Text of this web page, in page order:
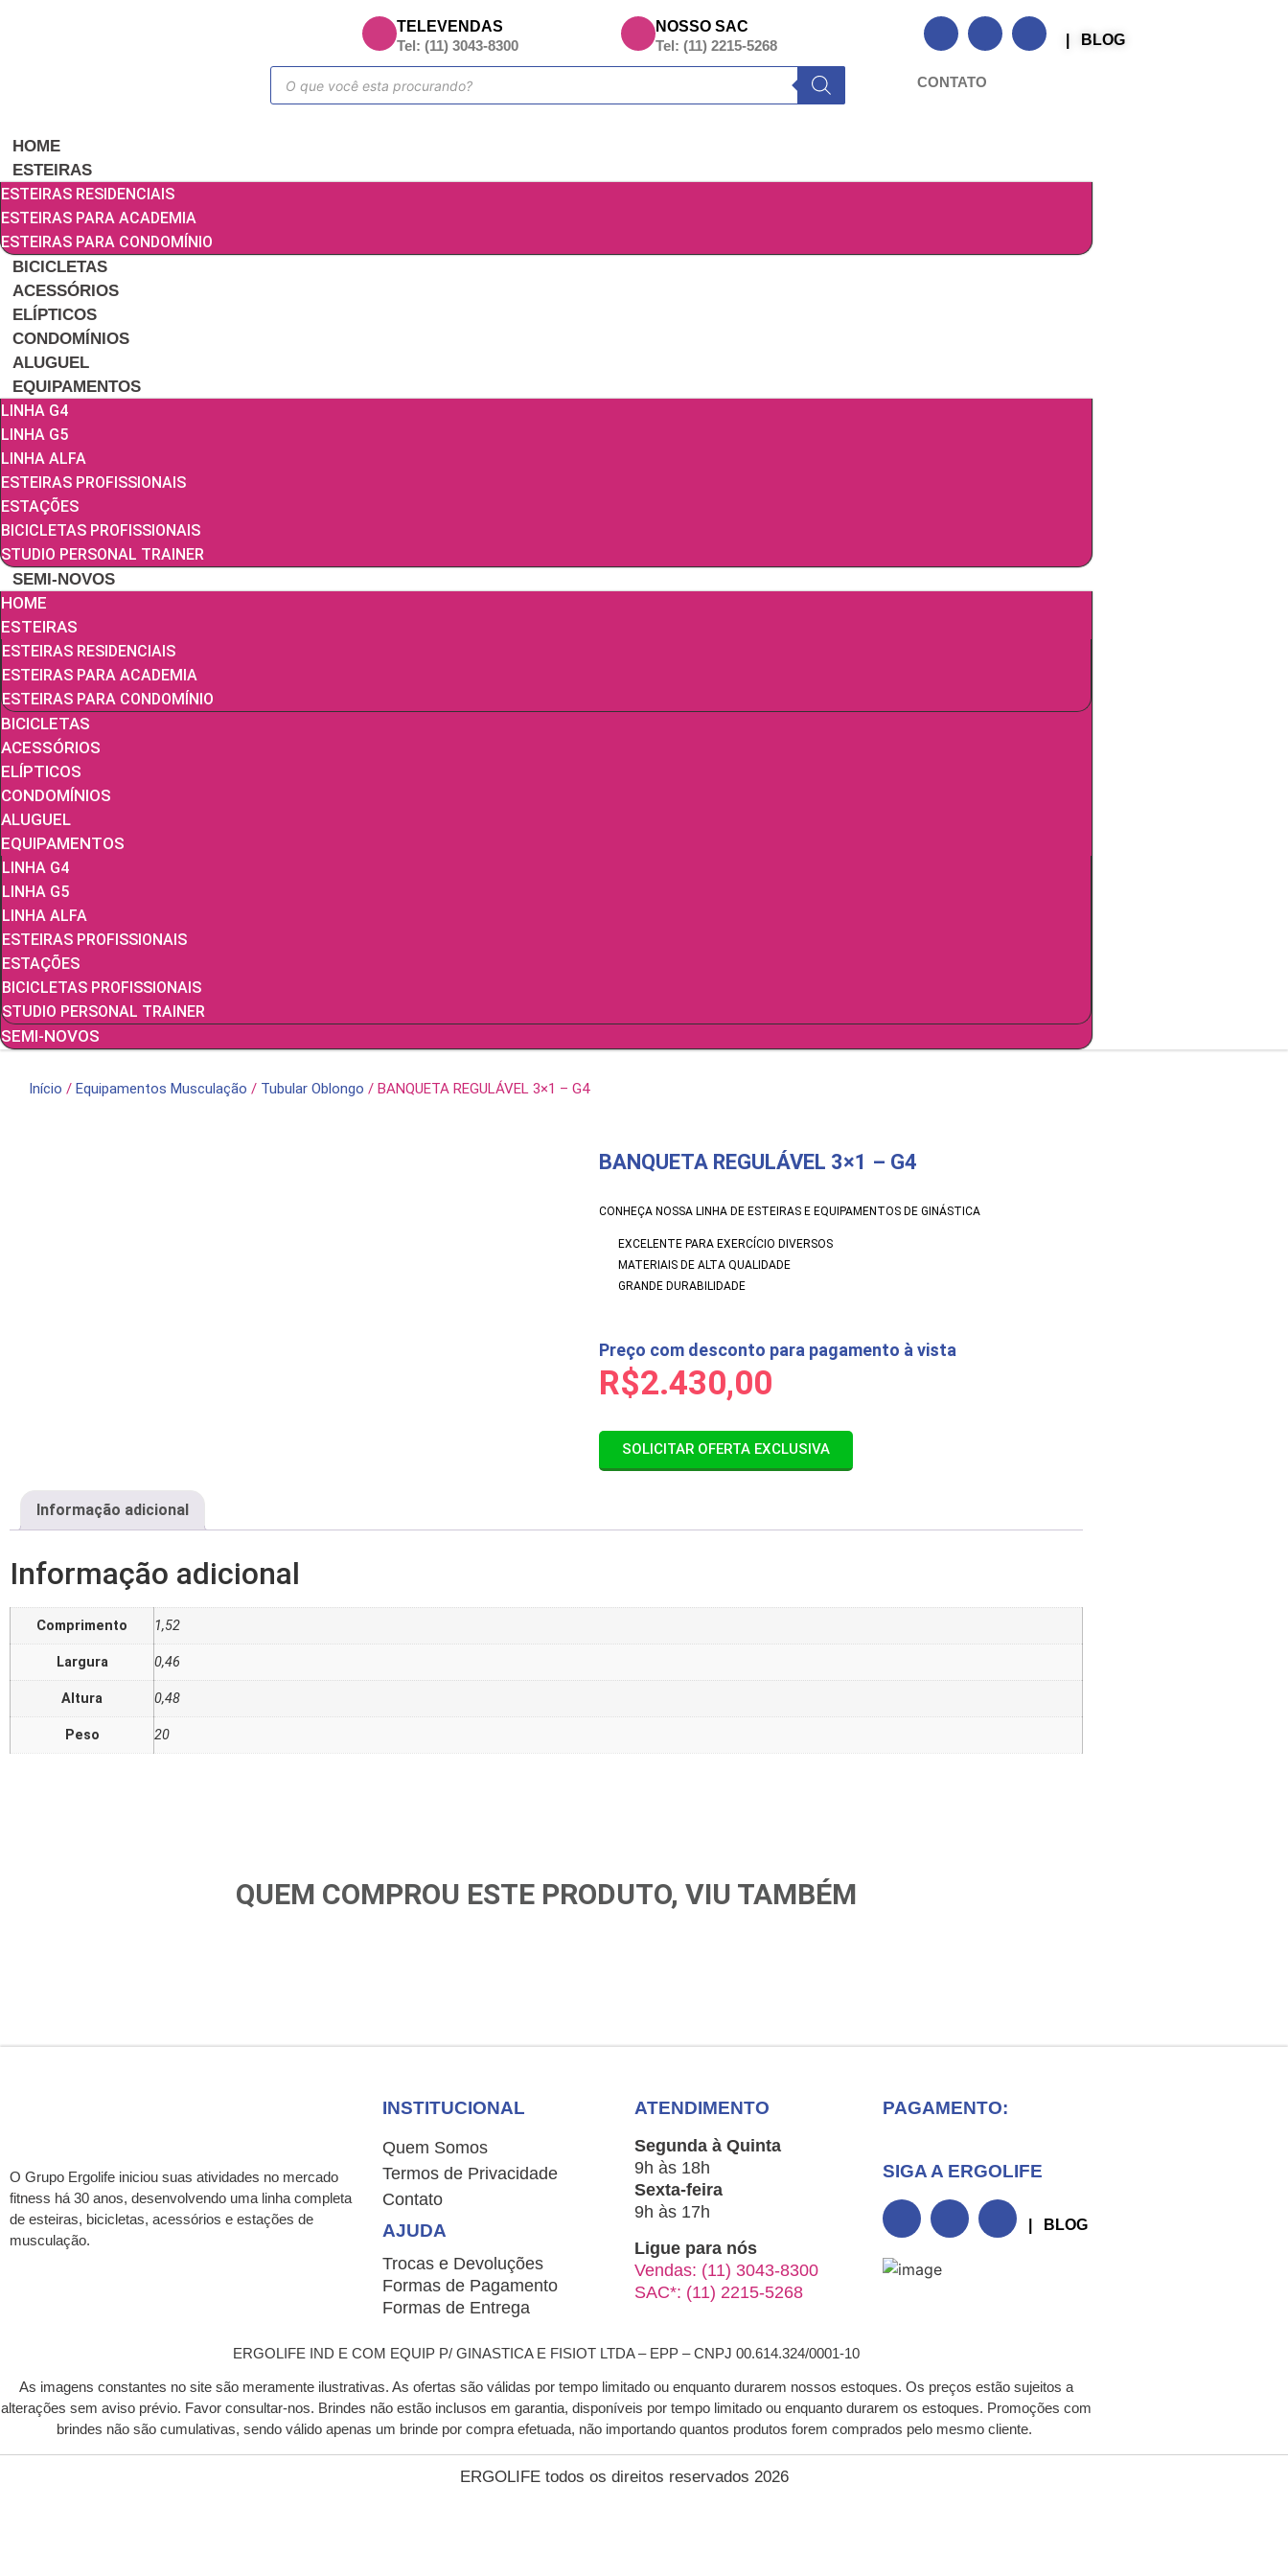
TELEVENDAS
Tel: (11) 3043-8300
NOSSO SAC
Tel: (11) 2215-5268
| BLOG
CONTATO
HOME
ESTEIRAS
ESTEIRAS RESIDENCIAIS
ESTEIRAS PARA ACADEMIA
ESTEIRAS PARA CONDOMÍNIO
BICICLETAS
ACESSÓRIOS
ELÍPTICOS
CONDOMÍNIOS
ALUGUEL
EQUIPAMENTOS
LINHA G4
LINHA G5
LINHA ALFA
ESTEIRAS PROFISSIONAIS
ESTAÇÕES
BICICLETAS PROFISSIONAIS
STUDIO PERSONAL TRAINER
SEMI-NOVOS
HOME
ESTEIRAS
ESTEIRAS RESIDENCIAIS
ESTEIRAS PARA ACADEMIA
ESTEIRAS PARA CONDOMÍNIO
BICICLETAS
ACESSÓRIOS
ELÍPTICOS
CONDOMÍNIOS
ALUGUEL
EQUIPAMENTOS
LINHA G4
LINHA G5
LINHA ALFA
ESTEIRAS PROFISSIONAIS
ESTAÇÕES
BICICLETAS PROFISSIONAIS
STUDIO PERSONAL TRAINER
SEMI-NOVOS
Início / Equipamentos Musculação / Tubular Oblongo / BANQUETA REGULÁVEL 3×1 – G4
BANQUETA REGULÁVEL 3×1 – G4
CONHEÇA NOSSA LINHA DE ESTEIRAS E EQUIPAMENTOS DE GINÁSTICA
EXCELENTE PARA EXERCÍCIO DIVERSOS
MATERIAIS DE ALTA QUALIDADE
GRANDE DURABILIDADE
Preço com desconto para pagamento à vista
R$2.430,00
SOLICITAR OFERTA EXCLUSIVA
Informação adicional
Informação adicional
Comprimento 1,52
Largura 0,46
Altura 0,48
Peso 20
QUEM COMPROU ESTE PRODUTO, VIU TAMBÉM
O Grupo Ergolife iniciou suas atividades no mercado
fitness há 30 anos, desenvolvendo uma linha completa
de esteiras, bicicletas, acessórios e estações de
musculação.
INSTITUCIONAL
Quem Somos
Termos de Privacidade
Contato
AJUDA
Trocas e Devoluções
Formas de Pagamento
Formas de Entrega
ATENDIMENTO
Segunda à Quinta
9h às 18h
Sexta-feira
9h às 17h
Ligue para nós
Vendas: (11) 3043-8300
SAC*: (11) 2215-5268
PAGAMENTO:
SIGA A ERGOLIFE
| BLOG
ERGOLIFE IND E COM EQUIP P/ GINASTICA E FISIOT LTDA – EPP – CNPJ 00.614.324/0001-10
As imagens constantes no site são meramente ilustrativas. As ofertas são válidas por tempo limitado ou enquanto durarem nossos estoques. Os preços estão sujeitos a
alterações sem aviso prévio. Favor consultar-nos. Brindes não estão inclusos em garantia, disponíveis por tempo limitado ou enquanto durarem os estoques. Promoções com
brindes não são cumulativas, sendo válido apenas um brinde por compra efetuada, não importando quantos produtos forem comprados pelo mesmo cliente.
ERGOLIFE todos os direitos reservados 2026